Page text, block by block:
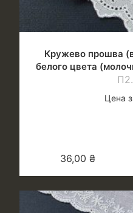
Кружево прошва
белого цвета
Цена
36,00 ₴